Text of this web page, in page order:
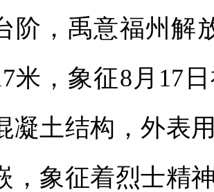
阶，禹意福州解
米，象征8月17
凝土结构，外表
，象征着烈士精